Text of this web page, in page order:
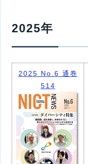
2025年
2025 No.6 通巻
514